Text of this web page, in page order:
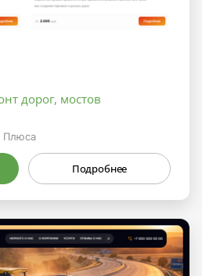
дорог, мостов
Плюса
Подробнее